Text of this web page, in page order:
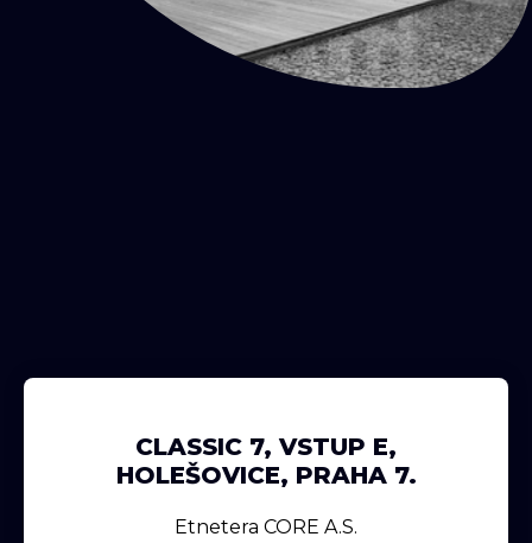
CLASSIC 7, VSTUP E,
HOLEŠOVICE, PRAHA 7.
Etnetera CORE A.s.